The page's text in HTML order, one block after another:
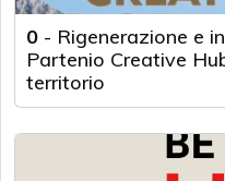
0 - Rigenerazione e
Partenio Creative
territorio